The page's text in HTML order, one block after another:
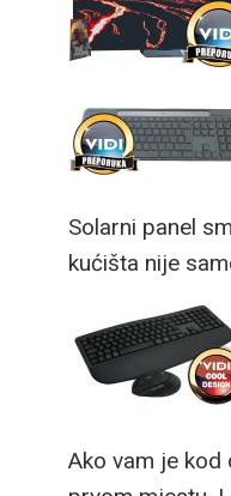
Solarni panel
kućišta nije
dio koncepta
energiju
rad.
Ako vam je kod